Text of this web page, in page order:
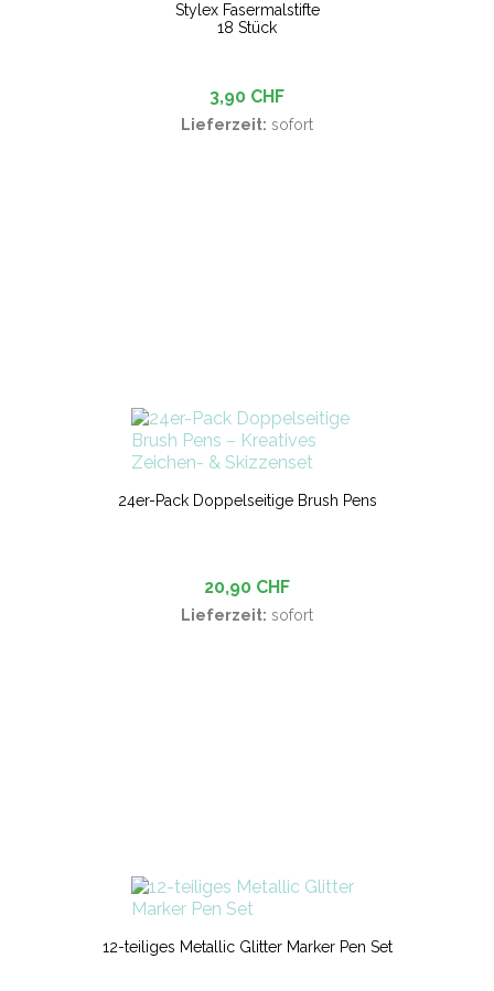
Stylex Fasermalstifte
18 Stück
3,90 CHF
Lieferzeit: sofort
24er-Pack Doppelseitige Brush Pens
20,90 CHF
Lieferzeit: sofort
12-teiliges Metallic Glitter Marker Pen Set